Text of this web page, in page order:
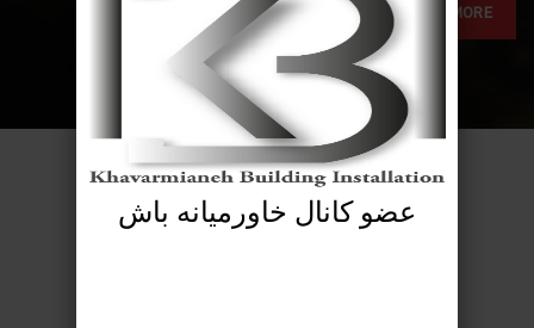
VIEW MORE
SHOP NOW
عضو کانال خاورمیانه باش